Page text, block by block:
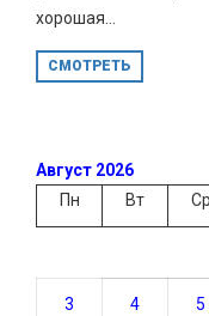
хорошая...
СМОТРЕТЬ
Август 2026
Пн
Вт Ср
3 4 5